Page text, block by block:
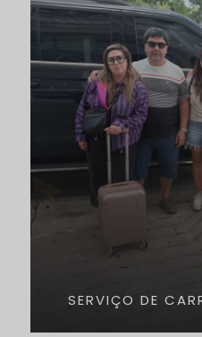
SERVIÇO DE